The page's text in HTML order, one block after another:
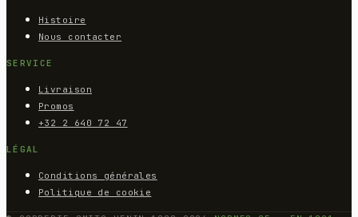
Histoire
Nous contacter
SERVICE
Livraison
Promos
+32 2 640 72 47
LÉGAL
Conditions générales
Politique de cookie